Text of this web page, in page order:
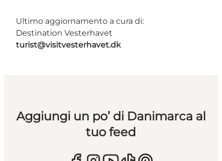
Ultimo aggiornamento a cura di:
Destination Vesterhavet
turist@visitvesterhavet.dk
Aggiungi un po’ di Danimarca al
tuo feed